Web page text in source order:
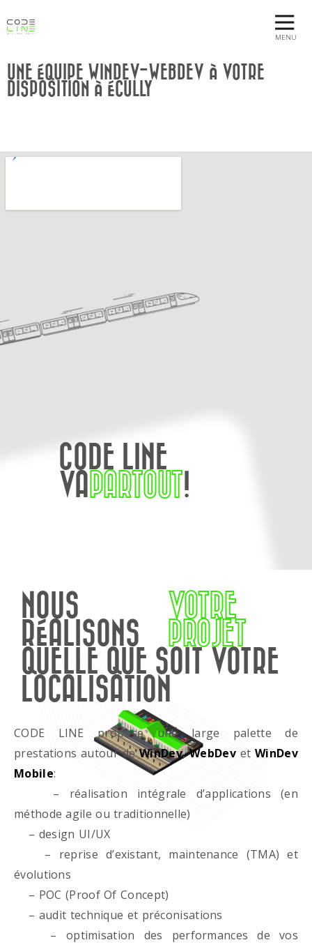
MENU
UNE ÉQUIPE WINDEV-WEBDEV À VOTRE
DISPOSITION À ÉCULLY
CODE LINE
VAPARTOUT!
NOUS
RÉALISONS
VOTRE
PROJET
QUELLE QUE SOIT VOTRE
LOCALISATION
CODE LINE propose une large palette de
prestations autour deWinDev,WebDevet WinDev
Mobile:
– réalisation intégrale d’applications (en
méthode agile ou traditionnelle)
– design UI/UX
– reprise d’existant, maintenance (TMA) et
évolutions
– POC (Proof Of Concept)
– audit technique et préconisations
– optimisation des performances de vos